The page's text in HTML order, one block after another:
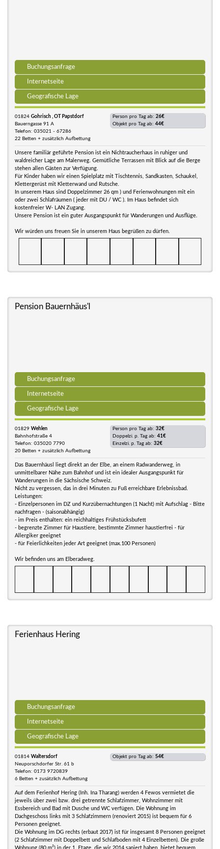
Buchungsanfrage
Internetseite
Geografische Lage
01824 Gohrisch , OT Papstdorf
Bauerngasse 91 A
Telefon: 035021 - 67286
22 Betten + zusätzlich Aufbettung
Person pro Tag ab: 26€
Objekt pro Tag ab: 44€
Unsere familiär geführte Pension ist ein Nichtraucherhaus in ruhiger und
waldreicher Lage am Malerweg. Gemütliche Terrassen mit Blick auf die Berge
stehen allen Gästen zur Verfügung.
Für Kinder haben wir einen Spielplatz mit Tischtennis, Sandkasten, Schaukel,
Klettergerüst mit Kletterwand und Rutsche.
In unserem Haus sind Doppelzimmer 26 qm ) und Ferienwohnungen mit ein
oder zwei Schlafräumen ( jeder mit DU / WC ). Im Haus befindet sich
kostenfreier W- LAN Zugang.
Unsere Pension ist ein guter Ausgangspunkt für Wanderungen und Ausflüge.
Wir würden uns freuen Sie in unserem Haus begrüßen zu dürfen.
Pension Bauernhäus'l
Buchungsanfrage
Internetseite
Geografische Lage
01829 Wehlen
Bahnhofstraße 4
Telefon: 035020 7790
20 Betten + zusätzlich Aufbettung
Person pro Tag ab: 32€
Doppelzi. p. Tag ab: 41€
Einzelzi. p. Tag ab: 32€
Das Bauernhäusl liegt direkt an der Elbe, an einem Radwanderweg, in
unmittelbarer Nähe zum Bahnhof und ist ein idealer Ausgangspunkt für
Wanderungen in die Sächsische Schweiz.
Nicht zu vergessen, das in drei Minuten zu Fuß erreichbare Erlebnissbad.
Leistungen:
- Einzelpersonen im DZ und Kurzübernachtungen (1 Nacht) mit Aufschlag - Bitte
nachfragen - (saisonabhängig)
- im Preis enthalten: ein reichhaltiges Frühstücksbufett
- begrenzte Zimmer für Haustiere, bestimmte Zimmer haustierfrei - für
Allergiker geeignet
- für Feierlichkeiten jeder Art geeignet (max.100 Personen)
Wir befinden uns am Elberadweg.
Ferienhaus Hering
Buchungsanfrage
Internetseite
Geografische Lage
01814 Waltersdorf
Neuporschdorfer Str. 61 b
Telefon: 0173 9720839
6 Betten + zusätzlich Aufbettung
Objekt pro Tag ab: 54€
Auf dem Ferienhof Hering (Inh. Ina Tharang) werden 4 Fewos vermietet die
jeweils über zwei bzw. drei getrennte Schlafzimmer, Wohnzimmer mit
Essbereich und Bad mit Dusche und WC verfügen. Die Wohnung im
Dachgeschoss links mit 3 Schlafzimmern (renoviert 2015) ist bequem für 6
Personen geeignet.
Die Wohnung im DG rechts (erbaut 2017) ist für insgesamt 8 Personen geeignet
(2 Schlafzimmer mit Doppelbett und Schlafboden mit 4 Einzelbetten). Die große
Wohnung (80 m²) in der 1. Etage, die wir 2014 saniert haben, bietet bequem